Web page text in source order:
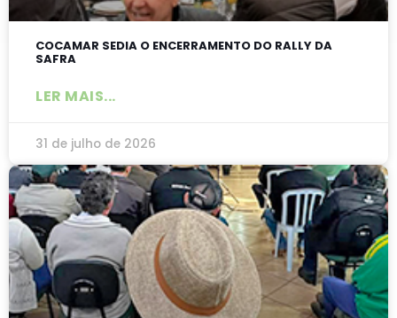
COCAMAR SEDIA O ENCERRAMENTO DO RALLY DA
SAFRA
LER MAIS...
31 de julho de 2026